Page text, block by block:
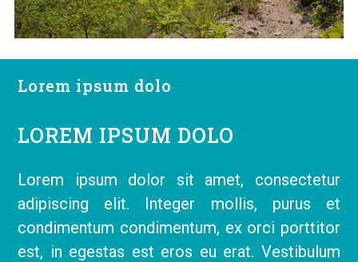
Lorem ipsum dolo
LOREM IPSUM DOLO
Lorem ipsum dolor sit amet, consectetur
adipiscing elit. Integer mollis, purus et
condimentum condimentum, ex orci porttitor
est, in egestas est eros eu erat. Vestibulum